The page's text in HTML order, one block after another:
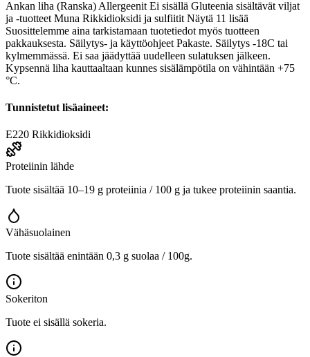
Ankan liha (Ranska) Allergeenit Ei sisällä Gluteenia sisältävät viljat
ja -tuotteet Muna Rikkidioksidi ja sulfiitit Näytä 11 lisää
Suosittelemme aina tarkistamaan tuotetiedot myös tuotteen
pakkauksesta. Säilytys- ja käyttöohjeet Pakaste. Säilytys -18C tai
kylmemmässä. Ei saa jäädyttää uudelleen sulatuksen jälkeen.
Kypsennä liha kauttaaltaan kunnes sisälämpötila on vähintään +75
°C.
Tunnistetut lisäaineet:
E220 Rikkidioksidi
Proteiinin lähde
Tuote sisältää 10–19 g proteiinia / 100 g ja tukee proteiinin saantia.
Vähäsuolainen
Tuote sisältää enintään 0,3 g suolaa / 100g.
Sokeriton
Tuote ei sisällä sokeria.